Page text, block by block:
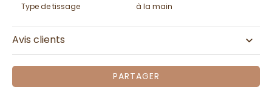
Type de tissage
à la main
Avis clients
PARTAGER